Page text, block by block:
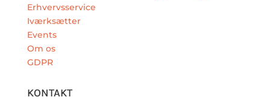
Erhvervsservice
Iværksætter
Events
Om os
GDPR
KONTAKT